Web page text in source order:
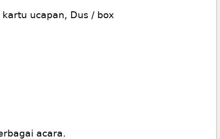
ucapan, Dus / box
acara.